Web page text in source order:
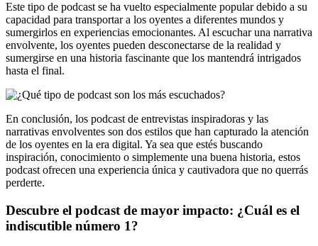
Este tipo de podcast se ha vuelto especialmente popular debido a su
capacidad para transportar a los oyentes a diferentes mundos y
sumergirlos en experiencias emocionantes. Al escuchar una narrativa
envolvente, los oyentes pueden desconectarse de la realidad y
sumergirse en una historia fascinante que los mantendrá intrigados
hasta el final.
En conclusión, los podcast de entrevistas inspiradoras y las
narrativas envolventes son dos estilos que han capturado la atención
de los oyentes en la era digital. Ya sea que estés buscando
inspiración, conocimiento o simplemente una buena historia, estos
podcast ofrecen una experiencia única y cautivadora que no querrás
perderte.
Descubre el podcast de mayor impacto: ¿Cuál es el
indiscutible número 1?